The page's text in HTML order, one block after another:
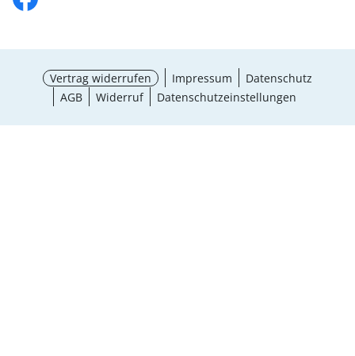
Vertrag widerrufen Impressum
Datenschutz
AGB
Widerruf Datenschutzeinstellungen